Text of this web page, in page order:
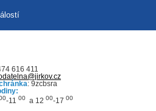
616 411
: 9zcbsra
-11 00 a 12 00-17 00